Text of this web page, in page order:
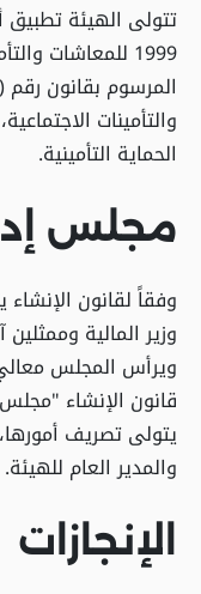
1999 للمعاشات
والتأمينات
الحماية التأمينية.
مجلس
وفقاً لقانون
وزير المالية
ويرأس المجلس
قانون الإنشاء "مجلس
يتولى تصريف
والمدير العام للهيئة.
الإنجازات